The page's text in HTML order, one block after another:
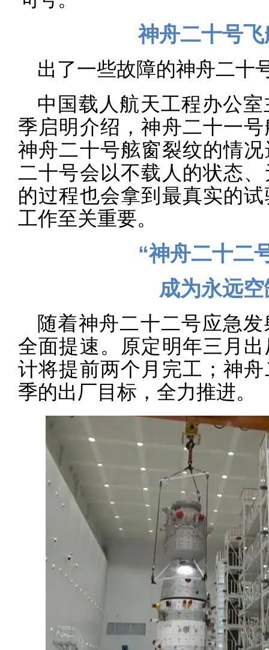
神舟二十号
出了一些故障的神舟二十
中国载人航天工程办公
季启明介绍，神舟二十一
神舟二十号舷窗裂纹的情
二十号会以不载人的状态
的过程也会拿到最真实的
工作至关重要。
“神舟二十二
成为永远
随着神舟二十二号应急
全面提速。原定明年三月
计将提前两个月完工；神
季的出厂目标，全力推进。